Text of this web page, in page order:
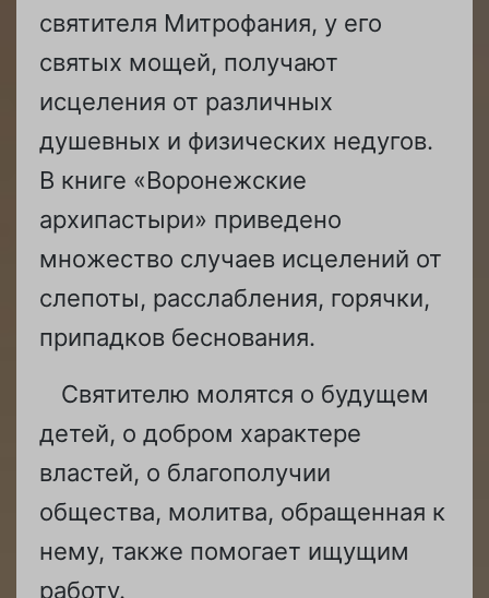
святителя Митрофания, у его
святых мощей, получают
исцеления от различных
душевных и физических недугов.
В книге «Воронежские
архипастыри» приведено
множество случаев исцелений от
слепоты, расслабления, горячки,
припадков беснования.
Святителю молятся о будущем
детей, о добром характере
властей, о благополучии
общества, молитва, обращенная к
нему, также помогает ищущим
работу.